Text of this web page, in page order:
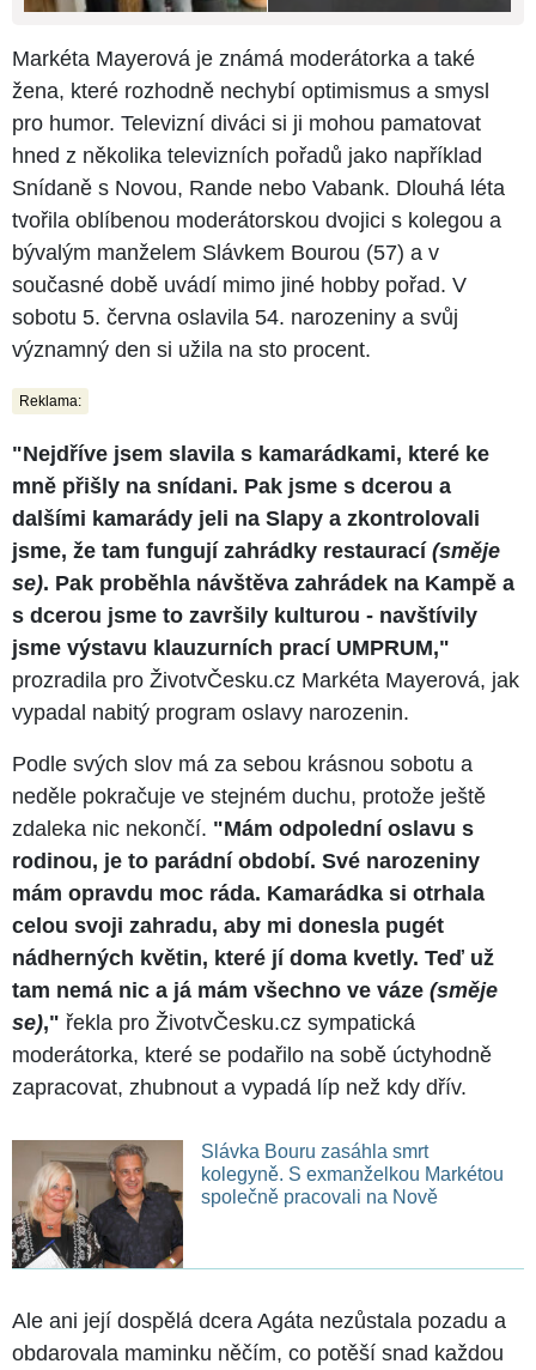
Markéta Mayerová je známá moderátorka a také
žena, které rozhodně nechybí optimismus a smysl
pro humor. Televizní diváci si ji mohou pamatovat
hned z několika televizních pořadů jako například
Snídaně s Novou, Rande nebo Vabank. Dlouhá léta
tvořila oblíbenou moderátorskou dvojici s kolegou a
bývalým manželem Slávkem Bourou (57) a v
současné době uvádí mimo jiné hobby pořad. V
sobotu 5. června oslavila 54. narozeniny a svůj
významný den si užila na sto procent.
Reklama:
"Nejdříve jsem slavila s kamarádkami, které ke
mně přišly na snídani. Pak jsme s dcerou a
dalšími kamarády jeli na Slapy a zkontrolovali
jsme, že tam fungují zahrádky restaurací (směje
se). Pak proběhla návštěva zahrádek na Kampě a
s dcerou jsme to završily kulturou - navštívily
jsme výstavu klauzurních prací UMPRUM,"
prozradila pro ŽivotvČesku.cz Markéta Mayerová, jak
vypadal nabitý program oslavy narozenin.
Podle svých slov má za sebou krásnou sobotu a
neděle pokračuje ve stejném duchu, protože ještě
zdaleka nic nekončí. "Mám odpolední oslavu s
rodinou, je to parádní období. Své narozeniny
mám opravdu moc ráda. Kamarádka si otrhala
celou svoji zahradu, aby mi donesla pugét
nádherných květin, které jí doma kvetly. Teď už
tam nemá nic a já mám všechno ve váze (směje
se)," řekla pro ŽivotvČesku.cz sympatická
moderátorka, které se podařilo na sobě úctyhodně
zapracovat, zhubnout a vypadá líp než kdy dřív.
Slávka Bouru zasáhla smrt
kolegyně. S exmanželkou Markétou
společně pracovali na Nově
Ale ani její dospělá dcera Agáta nezůstala pozadu a
obdarovala maminku něčím, co potěší snad každou